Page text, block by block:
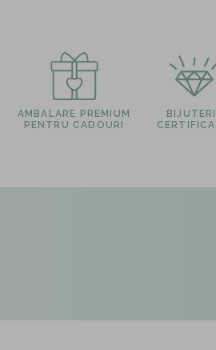
AMBALARE PREMIUM
PENTRU CADOURI